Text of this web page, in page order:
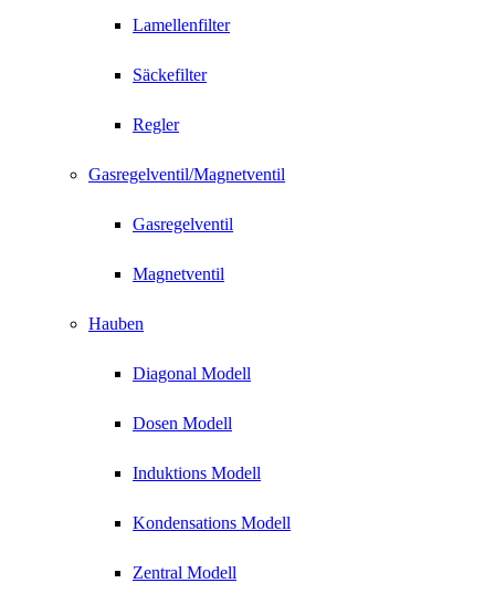
Lamellenfilter
Säckefilter
Regler
Gasregelventil/Magnetventil
Gasregelventil
Magnetventil
Hauben
Diagonal Modell
Dosen Modell
Induktions Modell
Kondensations Modell
Zentral Modell